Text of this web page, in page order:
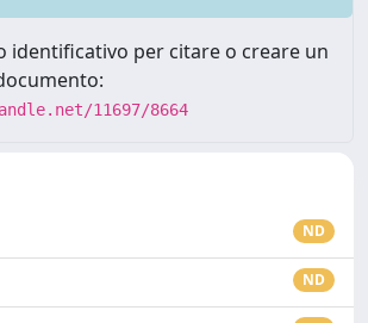
identificativo per citare o creare un
11697/8664
ND
ND